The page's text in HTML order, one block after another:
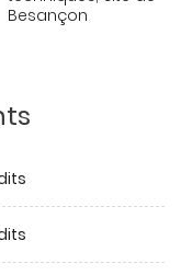
Besançon